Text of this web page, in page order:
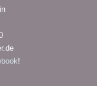
!